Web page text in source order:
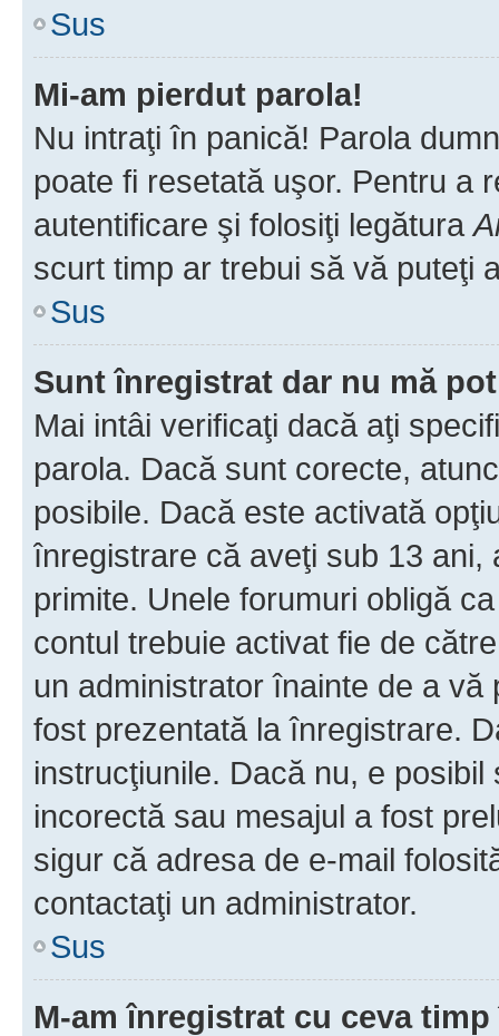
Sus
Mi-am pierdut parola!
Nu intraţi în panică! Parola
poate fi resetată uşor. Pentru a
autentificare şi folosiţi legătura
scurt timp ar trebui să vă puteţi
Sus
Sunt înregistrat dar nu mă
Mai intâi verificaţi dacă aţi
parola. Dacă sunt corecte,
posibile. Dacă este activată
înregistrare că aveţi sub 13
primite. Unele forumuri obligă
contul trebuie activat fie de
un administrator înainte de a
fost prezentată la înregistrare.
instrucţiunile. Dacă nu, e
incorectă sau mesajul a fost
sigur că adresa de e-mail
contactaţi un administrator.
Sus
M-am înregistrat cu ceva